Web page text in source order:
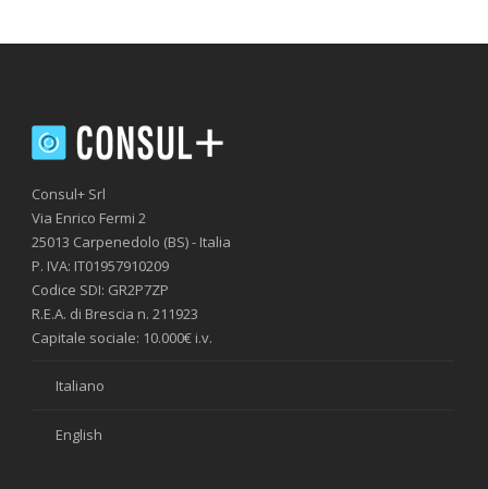
Consul+ Srl
Via Enrico Fermi 2
25013 Carpenedolo (BS) - Italia
P. IVA: IT01957910209
Codice SDI: GR2P7ZP
R.E.A. di Brescia n. 211923
Capitale sociale: 10.000€ i.v.
Italiano
English